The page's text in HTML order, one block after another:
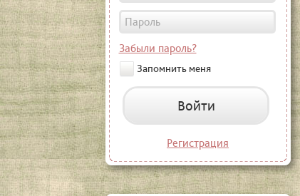
Забыли пароль?
Запомнить меня
Войти
Регистрация